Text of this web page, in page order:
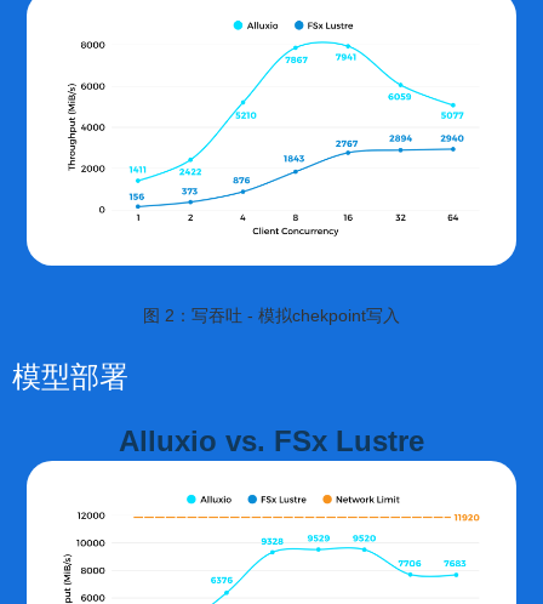
图 2：写吞吐 - 模拟chekpoint写入
模型部署
Alluxio vs. FSx Lustre